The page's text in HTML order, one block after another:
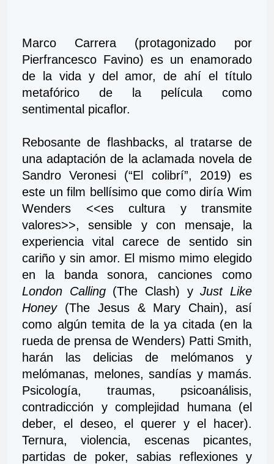
Marco Carrera (protagonizado por
Pierfrancesco Favino) es un enamorado
de la vida y del amor, de ahí el título
metafórico de la película como
sentimental picaflor.
Rebosante de flashbacks, al tratarse de
una adaptación de la aclamada novela de
Sandro Veronesi (“El colibrí”, 2019) es
este un film bellísimo que como diría Wim
Wenders <<es cultura y transmite
valores>>, sensible y con mensaje, la
experiencia vital carece de sentido sin
cariño y sin amor. El mismo mimo elegido
London Calling (The Clash) y Just Like
Honey (The Jesus & Mary Chain), así
como algún temita de la ya citada (en la
rueda de prensa de Wenders) Patti Smith,
harán las delicias de melómanos y
melómanas, melones, sandías y mamás.
Psicología, traumas, psicoanálisis,
contradicción y complejidad humana (el
deber, el deseo, el querer y el hacer).
Ternura, violencia, escenas picantes,
partidas de poker, sabias reflexiones y